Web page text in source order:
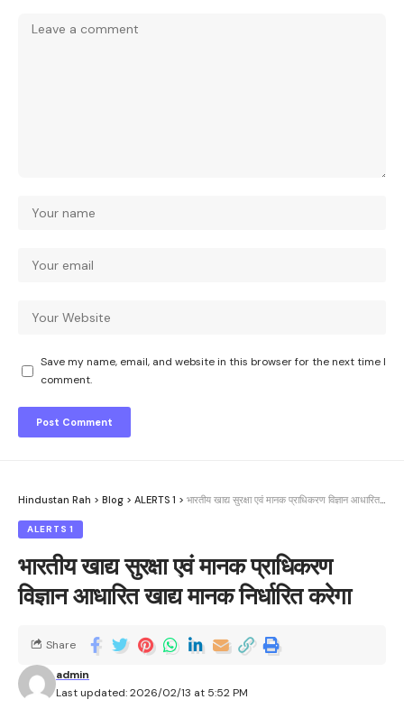
Save my name, email, and website in this browser for the next time I
comment.
Hindustan Rah > Blog > ALERTS 1 > भारतीय खाद्य सुरक्षा एवं मानक प्राधिकरण विज्ञान आधारित खाद्य मानक निर्धारित करेगा
ALERTS 1
भारतीय खाद्य सुरक्षा एवं मानक प्राधिकरण
विज्ञान आधारित खाद्य मानक निर्धारित करेगा
Last updated: 2026/02/13 at 5:52 PM
admin
Share